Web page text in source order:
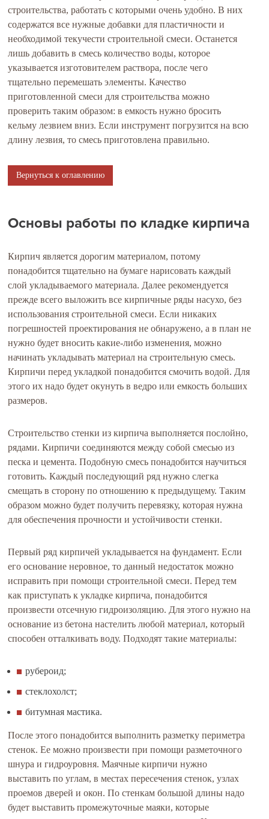
строительства, работать с которыми очень удобно. В них
содержатся все нужные добавки для пластичности и
необходимой текучести строительной смеси. Останется
лишь добавить в смесь количество воды, которое
указывается изготовителем раствора, после чего
тщательно перемешать элементы. Качество
приготовленной смеси для строительства можно
проверить таким образом: в емкость нужно бросить
кельму лезвием вниз. Если инструмент погрузится на всю
длину лезвия, то смесь приготовлена правильно.
Вернуться к оглавлению
Основы работы по кладке кирпича
Кирпич является дорогим материалом, потому
понадобится тщательно на бумаге нарисовать каждый
слой укладываемого материала. Далее рекомендуется
прежде всего выложить все кирпичные ряды насухо, без
использования строительной смеси. Если никаких
погрешностей проектирования не обнаружено, а в план не
нужно будет вносить какие-либо изменения, можно
начинать укладывать материал на строительную смесь.
Кирпичи перед укладкой понадобится смочить водой. Для
этого их надо будет окунуть в ведро или емкость больших
размеров.
Строительство стенки из кирпича выполняется послойно,
рядами. Кирпичи соединяются между собой смесью из
песка и цемента. Подобную смесь понадобится научиться
готовить. Каждый последующий ряд нужно слегка
смещать в сторону по отношению к предыдущему. Таким
образом можно будет получить перевязку, которая нужна
для обеспечения прочности и устойчивости стенки.
Первый ряд кирпичей укладывается на фундамент. Если
его основание неровное, то данный недостаток можно
исправить при помощи строительной смеси. Перед тем
как приступать к укладке кирпича, понадобится
произвести отсечную гидроизоляцию. Для этого нужно на
основание из бетона настелить любой материал, который
способен отталкивать воду. Подходят такие материалы:
рубероид;
стеклохолст;
битумная мастика.
После этого понадобится выполнить разметку периметра
стенок. Ее можно произвести при помощи разметочного
шнура и гидроуровня. Маячные кирпичи нужно
выставить по углам, в местах пересечения стенок, узлах
проемов дверей и окон. По стенкам большой длины надо
будет выставить промежуточные маяки, которые